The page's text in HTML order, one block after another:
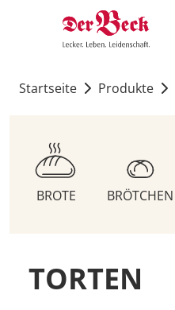
Startseite Produkte
BROTE BRÖTCHEN
TORTEN